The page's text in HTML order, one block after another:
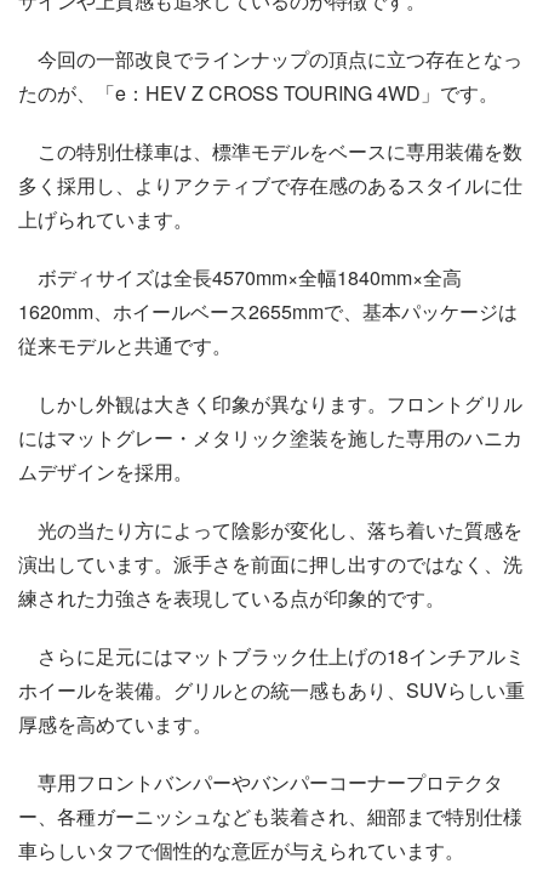
今回の一部改良でラインナップの頂点に立つ存在となっ
たのが、「e：HEV Z CROSS TOURING 4WD」です。
この特別仕様車は、標準モデルをベースに専用装備を数
多く採用し、よりアクティブで存在感のあるスタイルに仕
上げられています。
ボディサイズは全長4570mm×全幅1840mm×全高
1620mm、ホイールベース2655mmで、基本パッケージは
従来モデルと共通です。
しかし外観は大きく印象が異なります。フロントグリル
にはマットグレー・メタリック塗装を施した専用のハニカ
ムデザインを採用。
光の当たり方によって陰影が変化し、落ち着いた質感を
演出しています。派手さを前面に押し出すのではなく、洗
練された力強さを表現している点が印象的です。
さらに足元にはマットブラック仕上げの18インチアルミ
ホイールを装備。グリルとの統一感もあり、SUVらしい重
厚感を高めています。
専用フロントバンパーやバンパーコーナープロテクタ
ー、各種ガーニッシュなども装着され、細部まで特別仕様
車らしいタフで個性的な意匠が与えられています。